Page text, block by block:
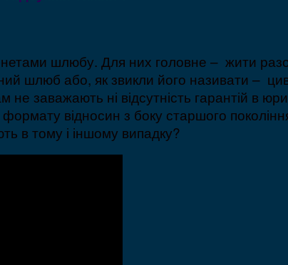
шлюбу. Для них головне – жити
шлюб або, як звикли його називати –
заважають ні відсутність гарантій в
відносин з боку старшого
в тому і іншому випадку?